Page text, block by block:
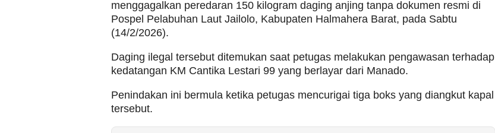
menggagalkan peredaran 150 kilogram daging anjing tanpa dokumen resmi di
Pospel Pelabuhan Laut Jailolo, Kabupaten Halmahera Barat, pada Sabtu
(14/2/2026).
Daging ilegal tersebut ditemukan saat petugas melakukan pengawasan terhadap
kedatangan KM Cantika Lestari 99 yang berlayar dari Manado.
Penindakan ini bermula ketika petugas mencurigai tiga boks yang diangkut kapal
tersebut.